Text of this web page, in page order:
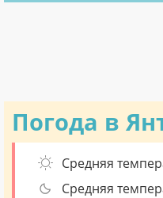
Погода в
Средняя
Средняя